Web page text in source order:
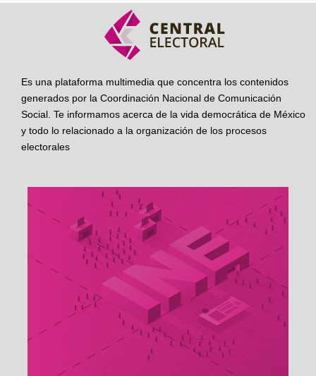
Es una plataforma multimedia que concentra los contenidos
generados por la Coordinación Nacional de Comunicación
Social. Te informamos acerca de la vida democrática de México
y todo lo relacionado a la organización de los procesos
electorales